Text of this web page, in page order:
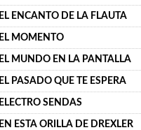
EL ENCANTO DE LA FLAUTA
EL MOMENTO
EL MUNDO EN LA PANTALLA
EL PASADO QUE TE ESPERA
ELECTRO SENDAS
EN ESTA ORILLA DE DREXLER